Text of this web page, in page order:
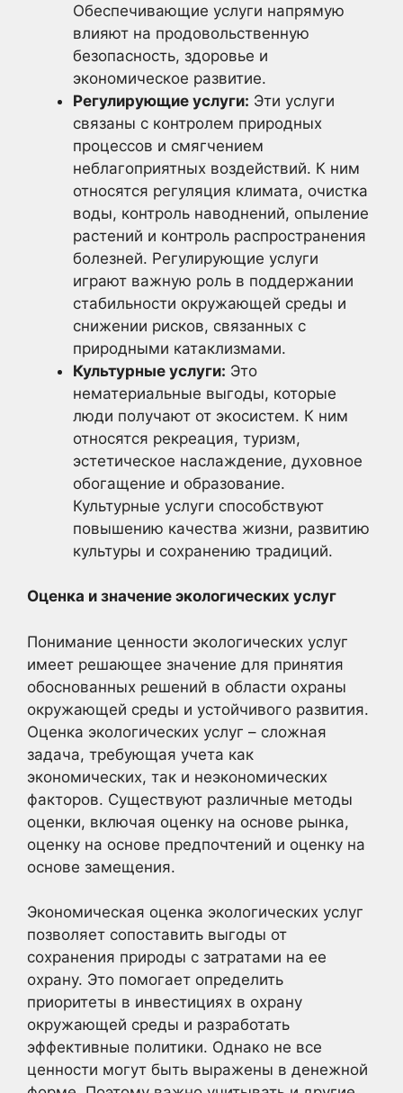
Обеспечивающие услуги напрямую
влияют на продовольственную
безопасность, здоровье и
экономическое развитие.
Регулирующие услуги: Эти услуги
связаны с контролем природных
процессов и смягчением
неблагоприятных воздействий. К ним
относятся регуляция климата, очистка
воды, контроль наводнений, опыление
растений и контроль распространения
болезней. Регулирующие услуги
играют важную роль в поддержании
стабильности окружающей среды и
снижении рисков, связанных с
природными катаклизмами.
Культурные услуги: Это
нематериальные выгоды, которые
люди получают от экосистем. К ним
относятся рекреация, туризм,
эстетическое наслаждение, духовное
обогащение и образование.
Культурные услуги способствуют
повышению качества жизни, развитию
культуры и сохранению традиций.
Оценка и значение экологических услуг
Понимание ценности экологических услуг
имеет решающее значение для принятия
обоснованных решений в области охраны
окружающей среды и устойчивого развития.
Оценка экологических услуг – сложная
задача, требующая учета как
экономических, так и неэкономических
факторов. Существуют различные методы
оценки, включая оценку на основе рынка,
оценку на основе предпочтений и оценку на
основе замещения.
Экономическая оценка экологических услуг
позволяет сопоставить выгоды от
сохранения природы с затратами на ее
охрану. Это помогает определить
приоритеты в инвестициях в охрану
окружающей среды и разработать
эффективные политики. Однако не все
ценности могут быть выражены в денежной